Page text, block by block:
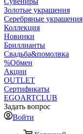
Золотые украшения
Серебряные украшения
Коллекция
Новинки
Бриллианты
Свадьба&помолвка
%Обмен
Акции
OUTLET
Сертификаты
EGOARTCLUB
Задать вопрос
Войти